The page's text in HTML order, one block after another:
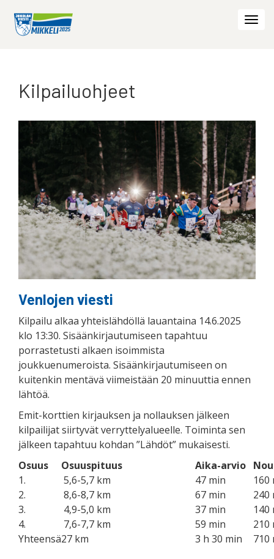
Kilpailuohjeet
Venlojen viesti
Kilpailu alkaa yhteislähdöllä lauantaina 14.6.2025
klo 13:30. Sisäänkirjautumiseen tapahtuu
porrastetusti alkaen isoimmista
joukkuenumeroista. Sisäänkirjautumiseen on
kuitenkin mentävä viimeistään 20 minuuttia ennen
lähtöä.
Emit-korttien kirjauksen ja nollauksen jälkeen
kilpailijat siirtyvät verryttelyalueelle. Toiminta sen
jälkeen tapahtuu kohdan ”Lähdöt” mukaisesti.
Osuus
Osuuspituus Aika-arvio
1.
5,6-5,7 km 47 min
160
2.
8,6-8,7 km 67 min
240
3.
4,9-5,0 km 37 min
140
4.
7,6-7,7 km 59 min
210
Yhteensä27 km 3 h 30 min 710